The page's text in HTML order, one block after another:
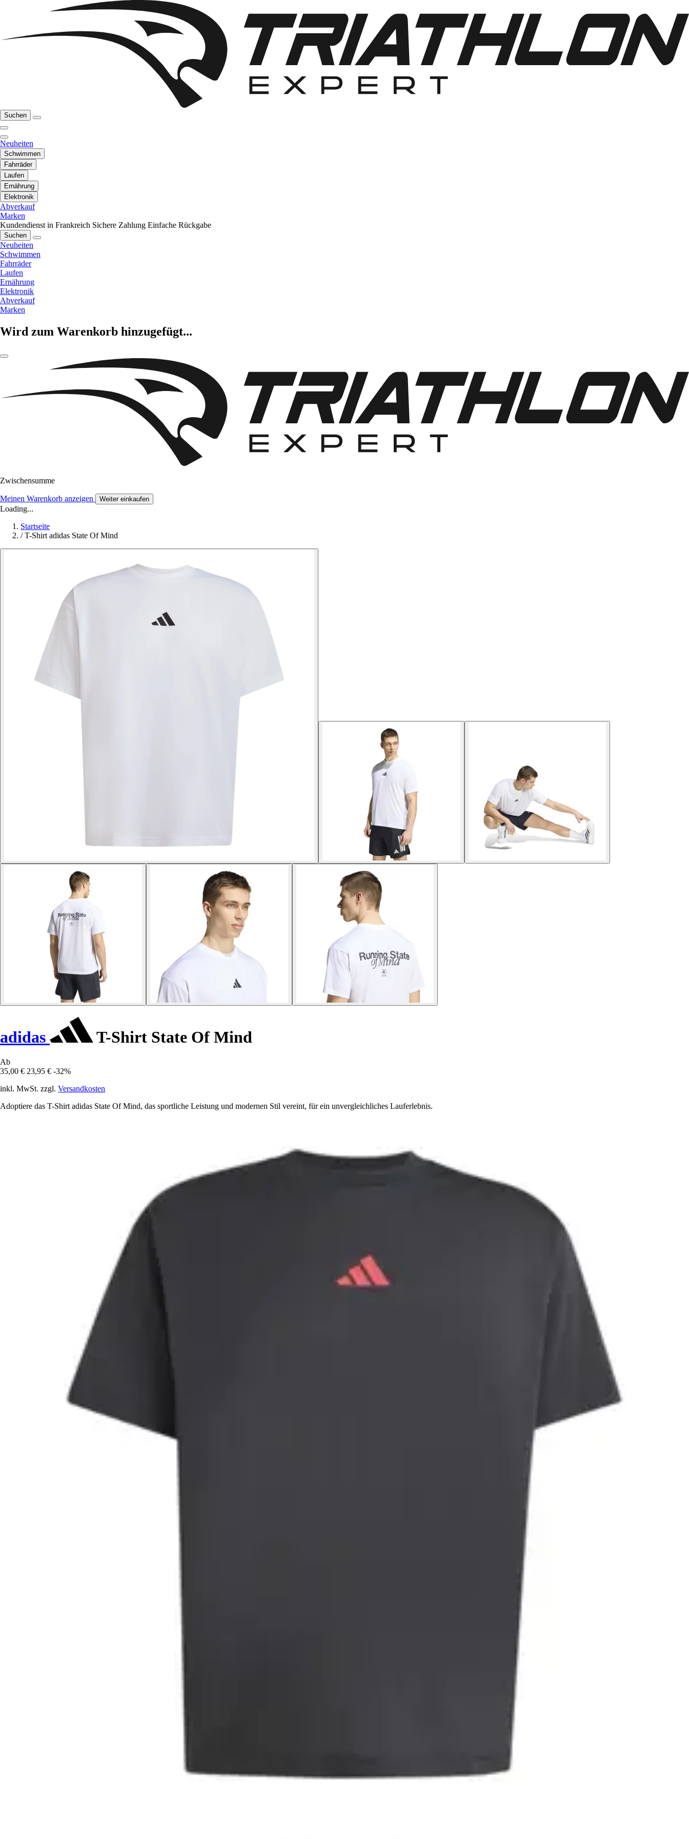
Suchen
Neuheiten
Schwimmen
Fahrräder
Laufen
Ernährung
Elektronik
Abverkauf
Marken
Kundendienst in Frankreich Sichere Zahlung Einfache Rückgabe
Suchen
Neuheiten
Schwimmen
Fahrräder
Laufen
Ernährung
Elektronik
Abverkauf
Marken
Wird zum Warenkorb hinzugefügt...
Zwischensumme
Meinen Warenkorb anzeigen Weiter einkaufen
Loading...
Startseite
/ T-Shirt adidas State Of Mind
adidas T-Shirt State Of Mind
Ab
35,00 € 23,95 € -32%
inkl. MwSt. zzgl. Versandkosten
Adoptiere das T-Shirt adidas State Of Mind, das sportliche Leistung und modernen Stil vereint, für ein unvergleichliches Lauferlebnis.